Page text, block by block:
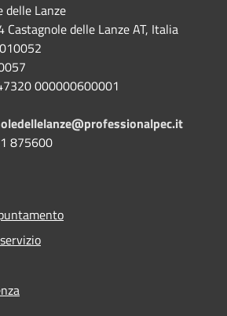
delle Lanze
Castagnole delle Lanze AT, Italia
000000600001
875600